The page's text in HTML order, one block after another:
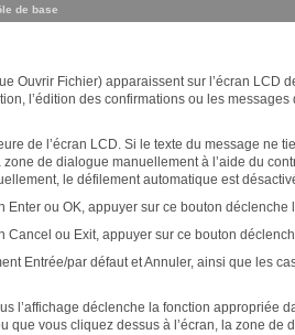
de base
Ouvrir Fichier) apparaissent sur l’écran LCD
l’édition des confirmations ou les
de l’écran LCD. Si le texte du message ne
de dialogue manuellement à l’aide du
le défilement automatique est
Enter ou OK, appuyer sur ce bouton
Cancel ou Exit, appuyer sur ce bouton
Entrée/par défaut et Annuler, ainsi que les
l’affichage déclenche la fonction
que vous cliquez dessus à l’écran, la zone